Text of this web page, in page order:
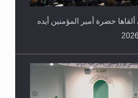
حضرة أمير المؤمنين أيده